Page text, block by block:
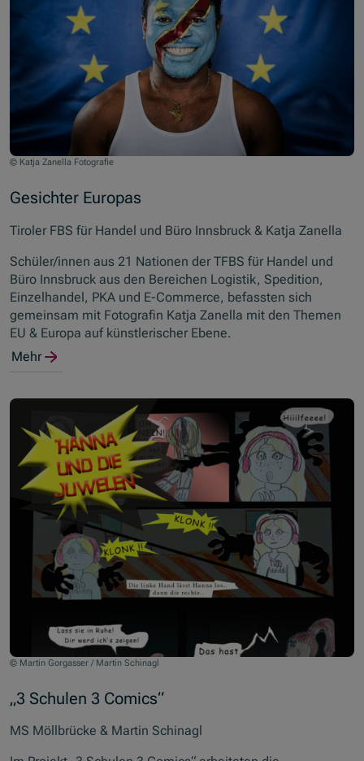
© Katja Zanella Fotografie
Gesichter Europas
Tiroler FBS für Handel und Büro Innsbruck & Katja Zanella
Schüler/innen aus 21 Nationen der TFBS für Handel und
Büro Innsbruck aus den Bereichen Logistik, Spedition,
Einzelhandel, PKA und E-Commerce, befassten sich
gemeinsam mit Fotografin Katja Zanella mit den Themen
EU & Europa auf künstlerischer Ebene.
Mehr
© Martin Gorgasser / Martin Schinagl
„3 Schulen 3 Comics“
MS Möllbrücke & Martin Schinagl